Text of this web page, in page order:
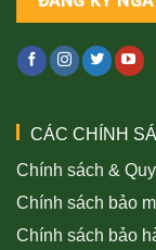
CÁC CHÍNH
Chính sách &
Chính sách bảo
Chính sách bảo